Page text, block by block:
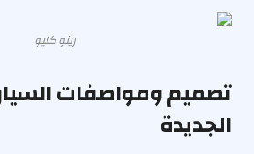
رينو كليو
تصميم ومواصفات
الجديدة